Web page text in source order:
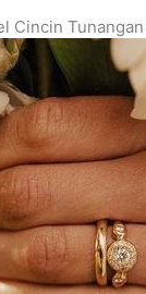
Cincin